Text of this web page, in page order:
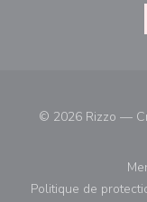
© 2026 Rizzo —
Politique de